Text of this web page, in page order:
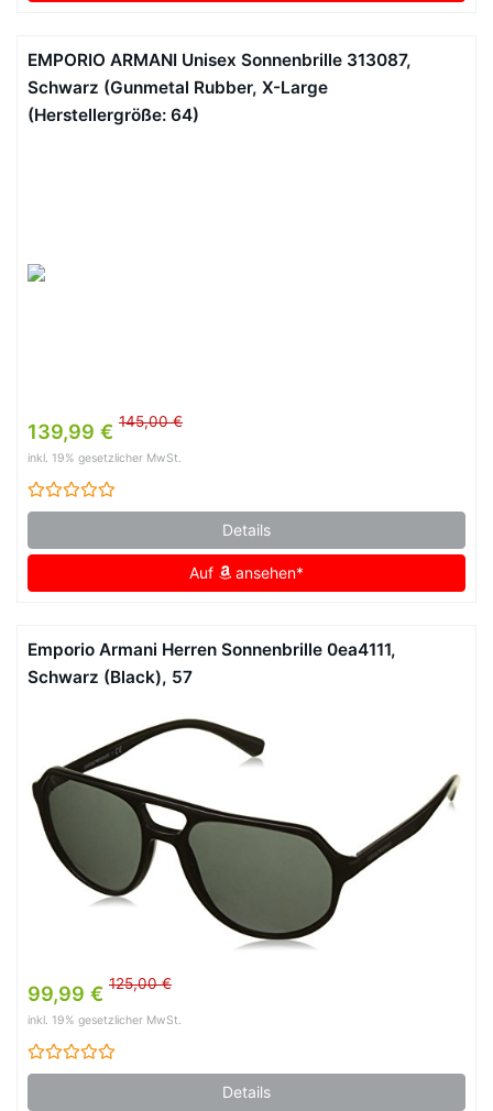
EMPORIO ARMANI Unisex Sonnenbrille 313087,
Schwarz (Gunmetal Rubber, X-Large
(Herstellergröße: 64)
139,99 € 145,00 €
inkl. 19% gesetzlicher MwSt.
Details
Auf ansehen*
Emporio Armani Herren Sonnenbrille 0ea4111,
Schwarz (Black), 57
99,99 € 125,00 €
inkl. 19% gesetzlicher MwSt.
Details